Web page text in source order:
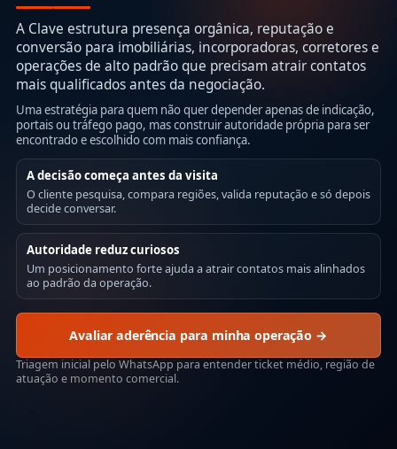
A Clave estrutura presença orgânica, reputação e
conversão para imobiliárias, incorporadoras, corretores e
operações de alto padrão que precisam atrair contatos
mais qualificados antes da negociação.
Uma estratégia para quem não quer depender apenas de indicação,
portais ou tráfego pago, mas construir autoridade própria para ser
encontrado e escolhido com mais confiança.
A decisão começa antes da visita
O cliente pesquisa, compara regiões, valida reputação e só depois
decide conversar.
Autoridade reduz curiosos
Um posicionamento forte ajuda a atrair contatos mais alinhados
ao padrão da operação.
Avaliar aderência para minha operação →
Triagem inicial pelo WhatsApp para entender ticket médio, região de
atuação e momento comercial.